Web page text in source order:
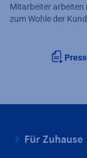
Mitarbeiter arbeiten
zum Wohle der
Für Zuhause